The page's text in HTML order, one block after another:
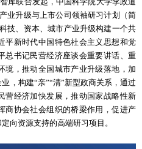
业升级与上市公司领袖研习计划（简
技、资本、城市产业升级构建一个共
平新时代中国特色社会主义思想和党
总书记民营经济座谈会重要讲话、重
境，推动全国城市产业升级落地，加
，构建“亲”“清”新型政商关系，通过
营经济加快发展，推动国家战略性新
商协会社会组织的桥梁作用，促进产
向资源支持的高端研习项目。